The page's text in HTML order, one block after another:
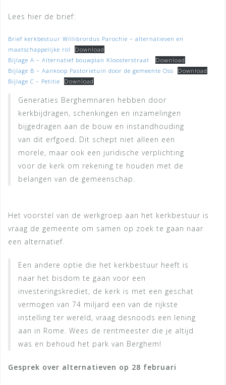
Lees hier de brief:
Brief kerkbestuur Willibrordus Parochie – alternatieven en
maatschappelijke rol
Download
Bijlage A – Alternatief bouwplan Kloosterstraat
Download
Bijlage B – Aankoop Pastorietuin door de gemeente Oss
Download
Bijlage C – Petitie
Download
Generaties Berghemnaren hebben door
kerkbijdragen, schenkingen en inzamelingen
bijgedragen aan de bouw en instandhouding
van dit erfgoed. Dit schept niet alleen een
morele, maar ook een juridische verplichting
voor de kerk om rekening te houden met de
belangen van de gemeenschap.
Het voorstel van de werkgroep aan het kerkbestuur is
vraag de gemeente om samen op zoek te gaan naar
een alternatief.
Een andere optie die het kerkbestuur heeft is
naar het bisdom te gaan voor een
investeringskrediet, de kerk is met een geschat
vermogen van 74 miljard een van de rijkste
instelling ter wereld, vraag desnoods een lening
aan in Rome. Wees de rentmeester die je altijd
was en behoud het park van Berghem!
Gesprek over alternatieven op 28 februari